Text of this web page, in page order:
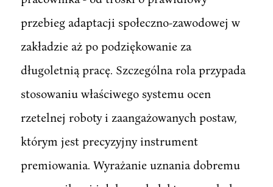
przebieg adaptacji społeczno-zawodowej w
zakładzie aż po podziękowanie za
długoletnią pracę. Szczególna rola przypada
stosowaniu właściwego systemu ocen
rzetelnej roboty i zaangażowanych postaw,
którym jest precyzyjny instrument
premiowania. Wyrażanie uznania dobremu